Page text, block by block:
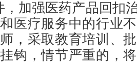
，加强医药产品回扣
医疗服务中的行业
，采取教育培训、
钩，情节严重的，